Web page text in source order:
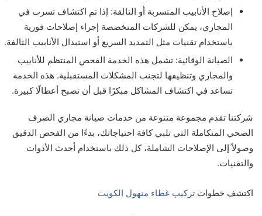
إصلاح الأنابيب المتسربة أو التالفة: إذا تم اكتشاف تسرب في
المجاري، يمكن للشركات المتخصصة إجراء إصلاحات فورية
باستخدام تقنيات مثل التمديد السريع أو استبدال الأنابيب التالفة.
الصيانة الوقائية: تشمل هذه الخدمة الفحص المنتظم للأنابيب
والمجاري وتنظيفها لتجنب المشكلات المستقبلية. هذه الخدمة
تساعد في اكتشاف المشاكل مبكرًا قبل أن تصبح أعطالًا كبيرة.
شركتنا تقدم مجموعة متنوعة من خدمات صيانة مجاري الصرف
الصحي المتكاملة التي تلبي كافة احتياجاتك، بدءًا من الفحص الدقيق
وصولاً إلى الإصلاحات الشاملة، كل ذلك باستخدام أحدث الأدوات
والتقنيات.
اكتشف خطوات تركيب غطاء منهول الكويت